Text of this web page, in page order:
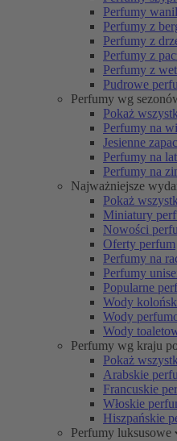
Perfumy
Perfumy z
Perfumy z
Perfumy z
Perfumy z
Pudrowe
Perfumy wg
Pokaż
Perfumy na
Jesienne
Perfumy na
Perfumy na
Najważniejsze
Pokaż
Miniatury
Nowości
Oferty perfum
Perfumy na
Perfumy
Popularne
Wody
Wody
Wody
Perfumy wg kraju
Pokaż
Arabskie
Francuskie
Włoskie
Hiszpańskie
Perfumy luksusowe